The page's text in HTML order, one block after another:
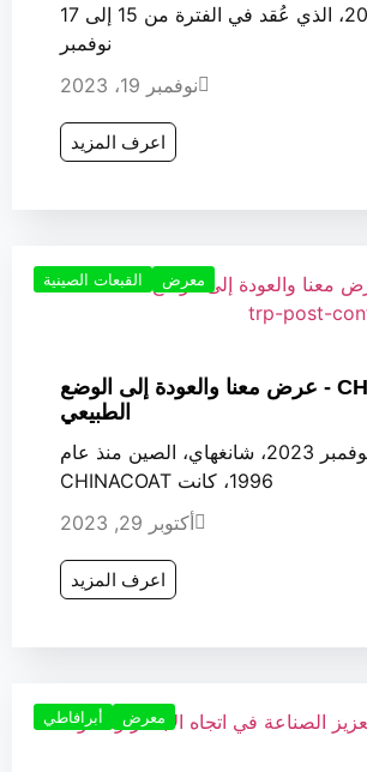
الجاهزة 2023، الذي عُقد في الفترة من 15 إلى 17
نوفمبر
نوفمبر 19، 2023
اعرف المزيد
معرض القبعات الصينية
CHINACOAT - عرض معنا والعودة إلى الوضع
الطبيعي
15-17 نوفمبر 2023، شانغهاي، الصين منذ عام
1996، كانت CHINACOAT
أكتوبر 29, 2023
اعرف المزيد
معرض أبرافاطي